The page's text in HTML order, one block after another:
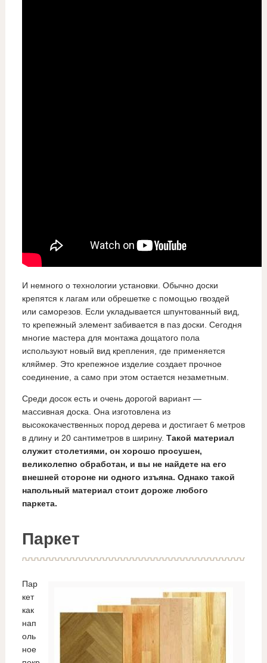
И немного о технологии установки. Обычно доски
крепятся к лагам или обрешетке с помощью гвоздей
или саморезов. Если укладывается шпунтованный вид,
то крепежный элемент забивается в паз доски. Сегодня
многие мастера для монтажа дощатого пола
используют новый вид крепления, где применяется
кляймер. Это крепежное изделие создает прочное
соединение, а само при этом остается незаметным.
Среди досок есть и очень дорогой вариант —
массивная доска. Она изготовлена из
высококачественных пород дерева и достигает 6 метров
в длину и 20 сантиметров в ширину. Такой материал
служит столетиями, он хорошо просушен,
великолепно обработан, и вы не найдете на его
внешней стороне ни одного изъяна. Однако такой
напольный материал стоит дороже любого
паркета.
Паркет
Пар
кет
как
нап
оль
ное